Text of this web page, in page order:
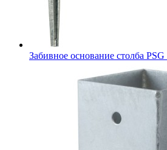
Забивное основание столба PSG